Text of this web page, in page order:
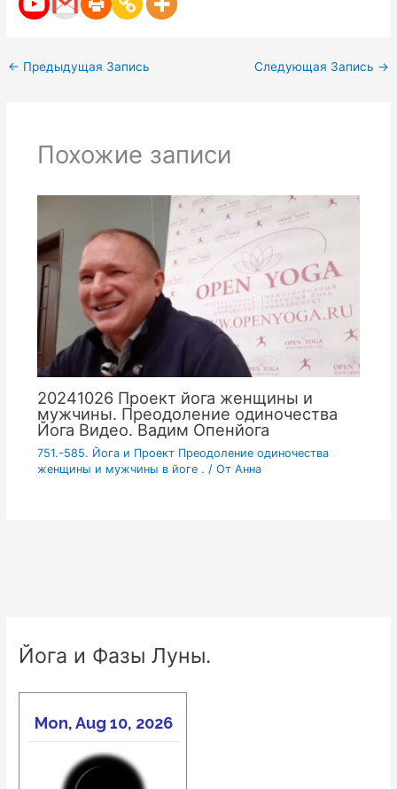
← Предыдущая Запись Следующая Запись →
Похожие записи
20241026 Проект йога женщины и
мужчины. Преодоление одиночества
Йога Видео. Вадим Опенйога
751.-585. Йога и Проект Преодоление одиночества
женщины и мужчины в йоге . / От Анна
Йога и Фазы Луны.